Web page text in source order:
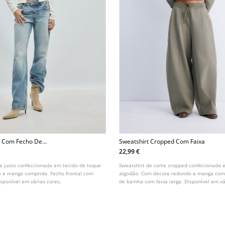
Fecho De
justo confeccionada em tecido de toque
e manga comprida. Fecho frontal com
em várias cores.
Sweatshirt Cropped Com Faixa
22,99 €
Sweatshirt de corte cropped confecionada
algodão. Com decote redondo e manga
de bainha com faixa larga. Disponível em